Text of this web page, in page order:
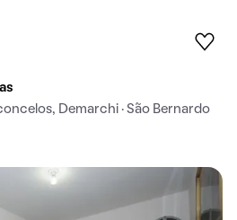
Demarchi · São Bernardo